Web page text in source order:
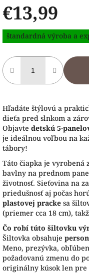
€13,99
Jednotková
cena:
štandardná výroba a
Hľadáte štýlovú a
dieťa pred slnkom a
Objavte detskú 5-
je ideálnou voľbou na
tábory!
Táto čiapka je vyrobená
bavlny na prednom
životnosť. Sieťovina na
priedušnosť aj počas
plastovej pracke sa
(priemer cca 18 cm),
Čo robí túto šiltovku
Šiltovka obsahuje
Meno, prezývka,
požadovanú zmenu do
originálny kúsok len pre